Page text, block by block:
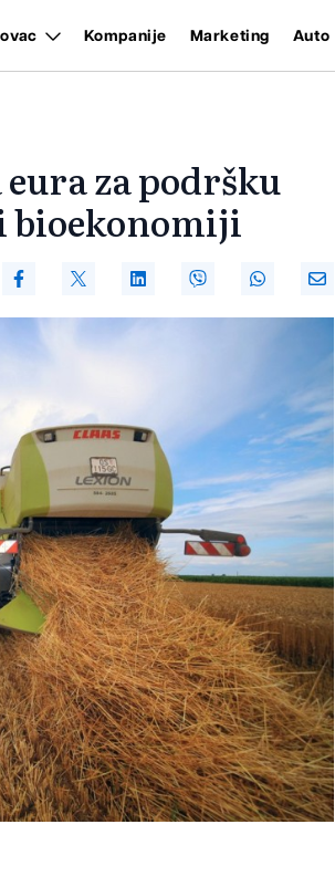
Kompanije Marketing Auto
za podršku
bioekonomiji